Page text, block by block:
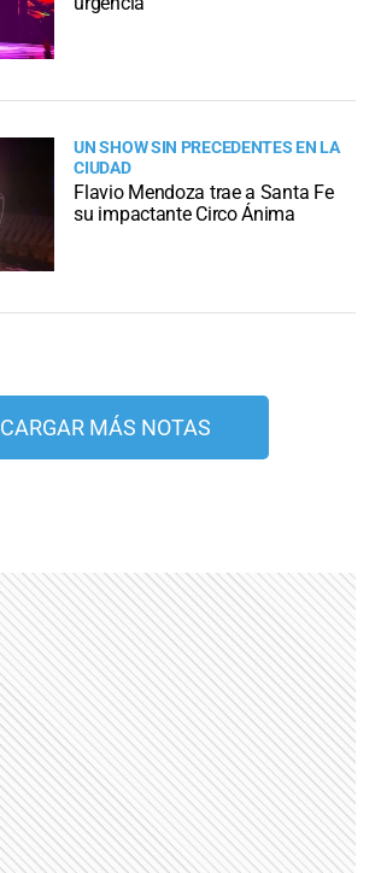
UN SHOW SIN PRECEDENTES EN LA
CIUDAD
Flavio Mendoza trae a Santa Fe
su impactante Circo Ánima
CARGAR MÁS NOTAS